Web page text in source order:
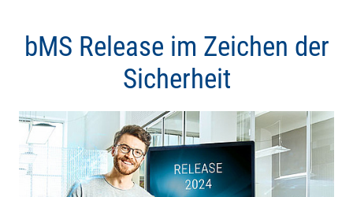
bMS Release im Zeichen der
Sicherheit